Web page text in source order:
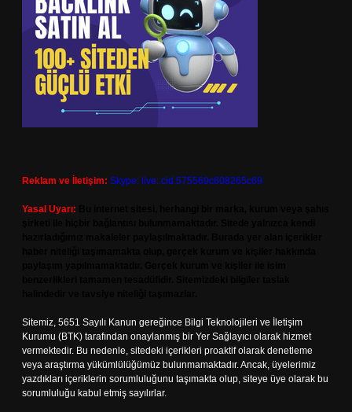
Reklam ve İletişim: Skype: live:.cid.575569c608265c69
Yasal Uyarı:
Sitemiz, 5651 Sayılı Kanun gereğince Bilgi Teknolojileri ve İletişim
Kurumu (BTK) tarafından onaylanmış bir Yer Sağlayıcı olarak hizmet
vermektedir. Bu nedenle, sitedeki içerikleri proaktif olarak denetleme
veya araştırma yükümlülüğümüz bulunmamaktadır. Ancak, üyelerimiz
yazdıkları içeriklerin sorumluluğunu taşımakta olup, siteye üye olarak bu
sorumluluğu kabul etmiş sayılırlar.